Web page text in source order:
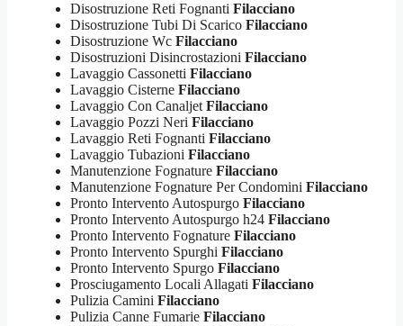
Disostruzione Reti Fognanti Filacciano
Disostruzione Tubi Di Scarico Filacciano
Disostruzione Wc Filacciano
Disostruzioni Disincrostazioni Filacciano
Lavaggio Cassonetti Filacciano
Lavaggio Cisterne Filacciano
Lavaggio Con Canaljet Filacciano
Lavaggio Pozzi Neri Filacciano
Lavaggio Reti Fognanti Filacciano
Lavaggio Tubazioni Filacciano
Manutenzione Fognature Filacciano
Manutenzione Fognature Per Condomini Filacciano
Pronto Intervento Autospurgo Filacciano
Pronto Intervento Autospurgo h24 Filacciano
Pronto Intervento Fognature Filacciano
Pronto Intervento Spurghi Filacciano
Pronto Intervento Spurgo Filacciano
Prosciugamento Locali Allagati Filacciano
Pulizia Camini Filacciano
Pulizia Canne Fumarie Filacciano